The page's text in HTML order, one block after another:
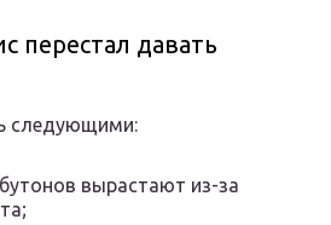
перестал давать
следующими:
вырастают из-за